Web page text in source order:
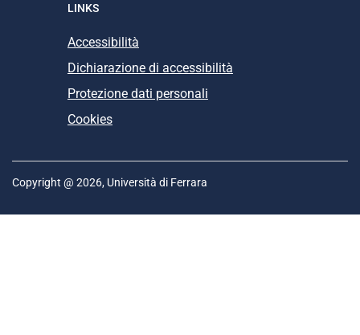
LINKS
Accessibilità
Dichiarazione di accessibilità
Protezione dati personali
Cookies
Copyright @ 2026, Università di Ferrara